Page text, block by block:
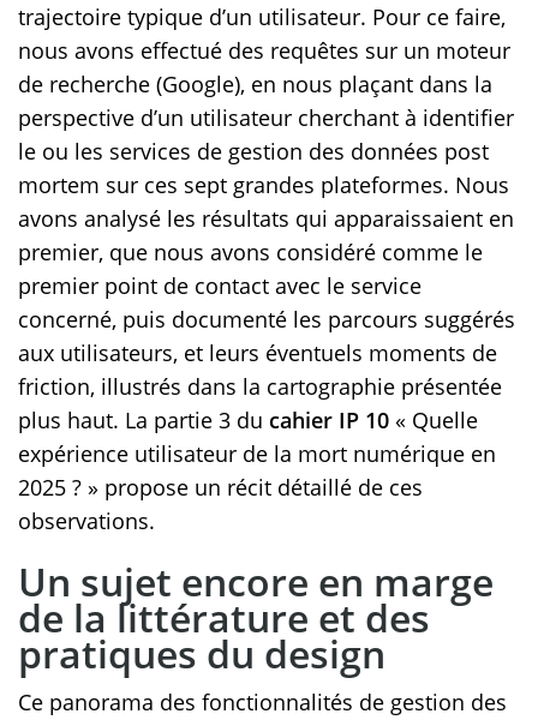
trajectoire typique d’un utilisateur. Pour ce faire,
nous avons effectué des requêtes sur un moteur
de recherche (Google), en nous plaçant dans la
perspective d’un utilisateur cherchant à identifier
le ou les services de gestion des données post
mortem sur ces sept grandes plateformes. Nous
avons analysé les résultats qui apparaissaient en
premier, que nous avons considéré comme le
premier point de contact avec le service
concerné, puis documenté les parcours suggérés
aux utilisateurs, et leurs éventuels moments de
friction, illustrés dans la cartographie présentée
plus haut. La partie 3 du cahier IP 10 « Quelle
expérience utilisateur de la mort numérique en
2025 ? » propose un récit détaillé de ces
observations.
Un sujet encore en marge
de la littérature et des
pratiques du design
Ce panorama des fonctionnalités de gestion des